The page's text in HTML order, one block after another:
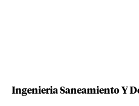
Ingenieria Saneamiento Y